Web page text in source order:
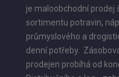
je maloobchodní prodej
sortimentu potravin,
průmyslového a
denní potřeby.
prodejen probíhá od